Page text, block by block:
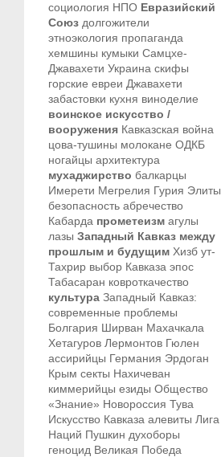
социология НПО Евразийский
Союз долгожители
этноэкология пропаганда
хемшины кумыки Самцхе-
Джавахети Украина скифы
горские евреи Джавахети
забастовки кухня виноделие
воинское искусство /
вооружения Кавказская война
цова-тушины молокане ОДКБ
ногайцы архитектура
мухаджирство балкарцы
Имерети Мегрелия Гурия Элиты
безопасность абречество
Кабарда прометеизм агулы
лазы Западный Кавказ между
прошлым и будущим Хизб ут-
Тахрир выбор Кавказа эпос
Табасаран ковроткачество
культура Западный Кавказ:
современные проблемы
Болгария Ширван Махачкала
Хетагуров Лермонтов Гюлен
ассирийцы Германия Эрдоган
Крым секты Нахичеван
киммерийцы езиды Общество
«Знание» Новороссия Тува
Искусство Кавказа алевиты Лига
Наций Пушкин духоборы
геноцид Великая Победа